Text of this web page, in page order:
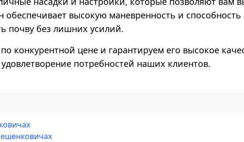
высокую маневренность и
почву без лишних усилий.
конкурентной цене и гарантируем его высокое
потребностей наших клиентов.